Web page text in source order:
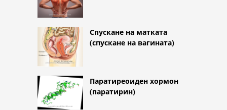
Спускане на матката
(спускане на вагината)
Паратиреоиден хормон
(паратирин)